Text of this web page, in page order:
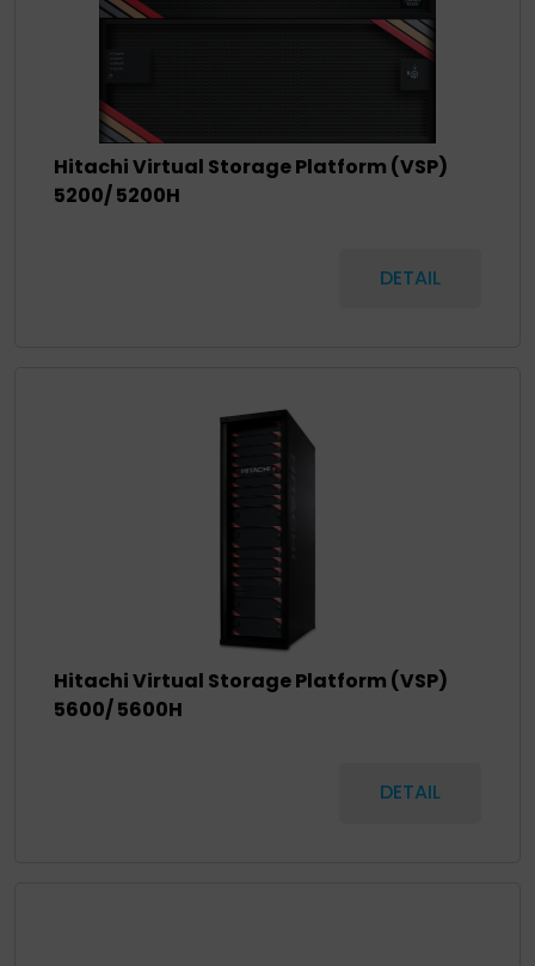
Hitachi Virtual Storage Platform (VSP)
5200/ 5200H
DETAIL
Hitachi Virtual Storage Platform (VSP)
5600/ 5600H
DETAIL